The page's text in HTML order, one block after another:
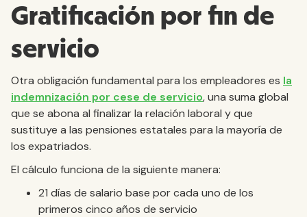
Gratificación por fin de
servicio
Otra obligación fundamental para los empleadores es la
indemnización por cese de servicio, una suma global
que se abona al finalizar la relación laboral y que
sustituye a las pensiones estatales para la mayoría de
los expatriados.
El cálculo funciona de la siguiente manera:
21 días de salario base por cada uno de los
primeros cinco años de servicio